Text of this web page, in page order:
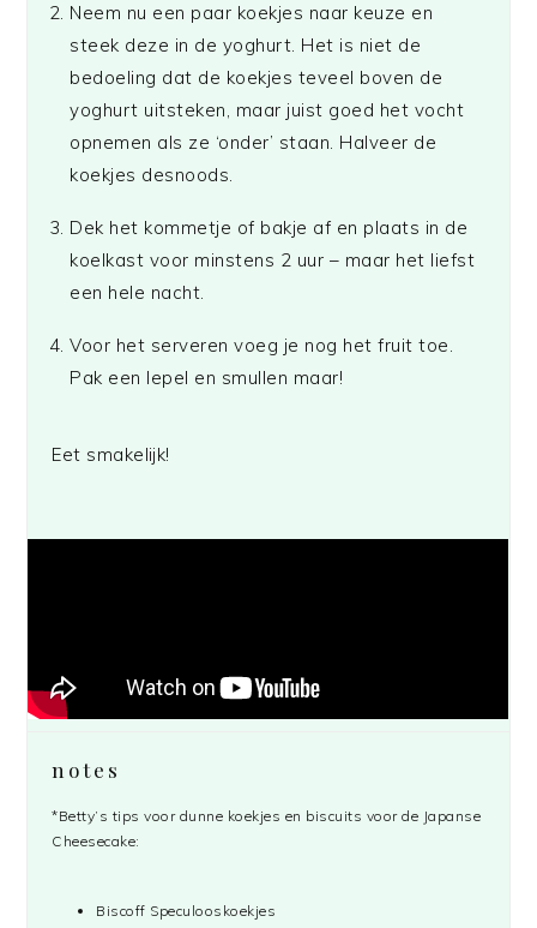
Neem nu een paar koekjes naar keuze en
steek deze in de yoghurt. Het is niet de
bedoeling dat de koekjes teveel boven de
yoghurt uitsteken, maar juist goed het vocht
opnemen als ze ‘onder’ staan. Halveer de
koekjes desnoods.
Dek het kommetje of bakje af en plaats in de
koelkast voor minstens 2 uur – maar het liefst
een hele nacht.
Voor het serveren voeg je nog het fruit toe.
Pak een lepel en smullen maar!
Eet smakelijk!
notes
*Betty’s tips voor dunne koekjes en biscuits voor de Japanse
Cheesecake:
Biscoff Speculooskoekjes